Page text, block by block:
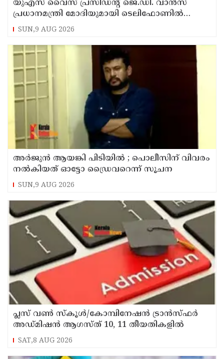
യുഎസ് വൈസ് പ്രസിഡന്റ് ജെ.ഡി. വാന്‍സ്
പ്രധാനമന്ത്രി മോദിയുമായി ടെലിഫോണില്‍
സംഭാഷണം നടത്തി
SUN,9 AUG 2026
അര്‍ജുന്‍ ആയങ്കി പിടിയില്‍ ; പൊലീസിന് വിവരം
നല്‍കിയത് ഓട്ടോ ഡ്രൈവറെന്ന് സൂചന
SUN,9 AUG 2026
പ്ലസ് വൺ സ്‌കൂൾ/കോമ്പിനേഷൻ ട്രാൻസ്ഫർ
അഡ്മിഷൻ ആഗസ്ത് 10, 11 തീയതികളിൽ
SAT,8 AUG 2026